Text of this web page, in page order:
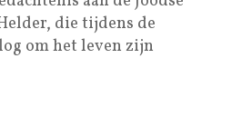
die tijdens de
om het leven zijn